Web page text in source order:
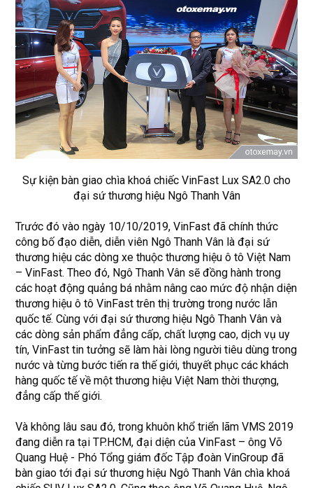
Sự kiện bàn giao chìa khoá chiếc VinFast Lux SA2.0 cho
đại sứ thương hiệu Ngô Thanh Vân
Trước đó vào ngày 10/10/2019, VinFast đã chính thức
công bố đạo diễn, diễn viên Ngô Thanh Vân là đại sứ
thương hiệu các dòng xe thuộc thương hiệu ô tô Việt Nam
– VinFast. Theo đó, Ngô Thanh Vân sẽ đồng hành trong
các hoạt động quảng bá nhằm nâng cao mức độ nhận diện
thương hiệu ô tô VinFast trên thị trường trong nước lẫn
quốc tế. Cùng với đại sứ thương hiệu Ngô Thanh Vân và
các dòng sản phẩm đẳng cấp, chất lượng cao, dịch vụ uy
tín, VinFast tin tưởng sẽ làm hài lòng người tiêu dùng trong
nước và từng bước tiến ra thế giới, thuyết phục các khách
hàng quốc tế về một thương hiệu Việt Nam thời thượng,
đẳng cấp thế giới.
Và không lâu sau đó, trong khuôn khổ triển lãm VMS 2019
đang diễn ra tại TP.HCM, đại diện của VinFast – ông Võ
Quang Huệ - Phó Tổng giám đốc Tập đoàn VinGroup đã
bàn giao tới đại sứ thương hiệu Ngô Thanh Vân chìa khoá